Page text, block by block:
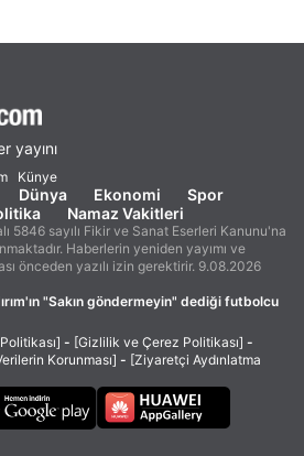
yayını
Künye
Dünya Ekonomi
Spor
Namaz Vakitleri
5846 sayılı Fikir ve Sanat Eserleri Kanunu'na
Haberlerin yeniden yayımı ve
önceden yazılı izin gerektirir. 9.08.2026
"Sakın göndermeyin" dediği futbolcu
- [Gizlilik ve Çerez Politikası] -
Korunması] - [Ziyaretçi Aydınlatma